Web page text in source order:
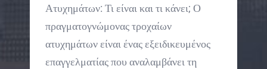
Ατυχημάτων: Τι είναι και τι κάνει; Ο
πραγματογνώμονας τροχαίων
ατυχημάτων είναι ένας εξειδικευμένος
επαγγελματίας που αναλαμβάνει τη